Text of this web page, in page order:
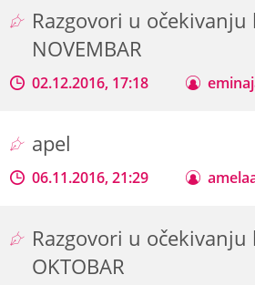
Razgovori u očekivanju
NOVEMBAR
02.12.2016, 17:18
apel
06.11.2016, 21:29
Razgovori u očekivanju
OKTOBAR